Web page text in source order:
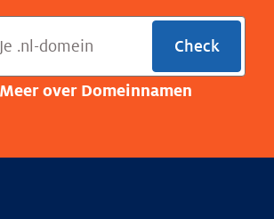
Check
Meer over Domeinnamen